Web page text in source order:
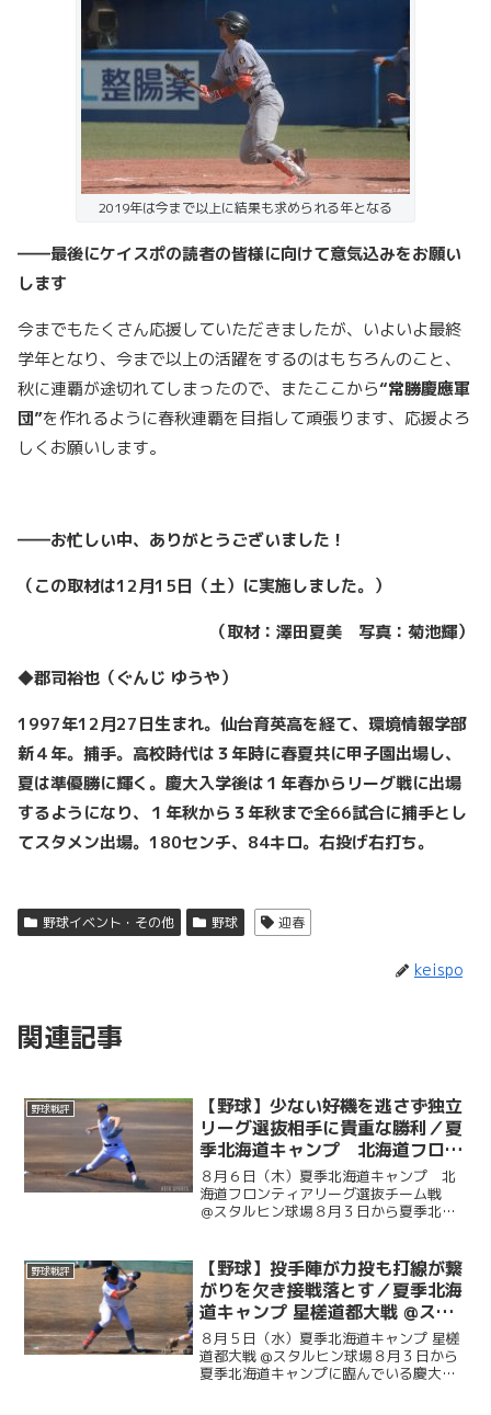
2019年は今まで以上に結果も求められる年となる
――最後にケイスポの読者の皆様に向けて意気込みをお願い
します
今までもたくさん応援していただきましたが、いよいよ最終
学年となり、今まで以上の活躍をするのはもちろんのこと、
秋に連覇が途切れてしまったので、またここから“常勝慶應軍
団”を作れるように春秋連覇を目指して頑張ります、応援よろ
しくお願いします。
――お忙しい中、ありがとうございました！
（この取材は12月15日（土）に実施しました。）
（取材：澤田夏美 写真：菊池輝）
◆郡司裕也（ぐんじ ゆうや）
1997年12月27日生まれ。仙台育英高を経て、環境情報学部
新４年。捕手。高校時代は３年時に春夏共に甲子園出場し、
夏は準優勝に輝く。慶大入学後は１年春からリーグ戦に出場
するようになり、１年秋から３年秋まで全66試合に捕手とし
てスタメン出場。180センチ、84キロ。右投げ右打ち。
野球イベント・その他 野球 迎春
keispo
関連記事
野球戦評
【野球】少ない好機を逃さず独立
リーグ選抜相手に貴重な勝利／夏
季北海道キャンプ 北海道フロン
ティアリーグ選抜チーム戦 ＠ス
タルヒン球場
８月６日（木）夏季北海道キャンプ 北
海道フロンティアリーグ選抜チーム戦
＠スタルヒン球場８月３日から夏季北海
ティアリーグの選抜チームと試合を行っ
た。初回に今津慶介（総４...
野球戦評
【野球】投手陣が力投も打線が繋
がりを欠き接戦落とす／夏季北海
道キャンプ 星槎道都大戦 @スタ
ルヒン球場
８月５日（水）夏季北海道キャンプ 星槎
道都大戦 @スタルヒン球場８月３日から
夏季北海道キャンプに臨んでいる慶大。